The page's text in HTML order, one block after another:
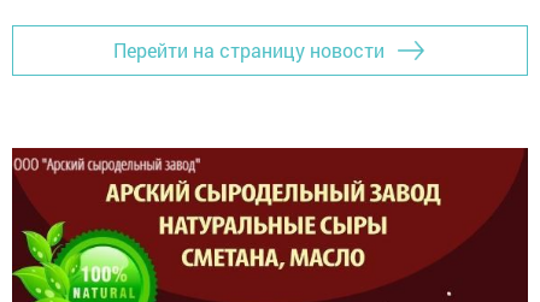
Перейти на страницу новости